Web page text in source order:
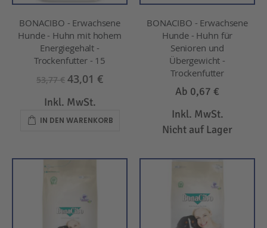
BONACIBO - Erwachsene
Hunde - Huhn mit hohem
Energiegehalt -
Trockenfutter - 15
53,77 € 43,01 €
Inkl. MwSt.
IN DEN WARENKORB
BONACIBO - Erwachsene
Hunde - Huhn für
Senioren und
Übergewicht -
Trockenfutter
Ab 0,67 €
Inkl. MwSt.
Nicht auf Lager